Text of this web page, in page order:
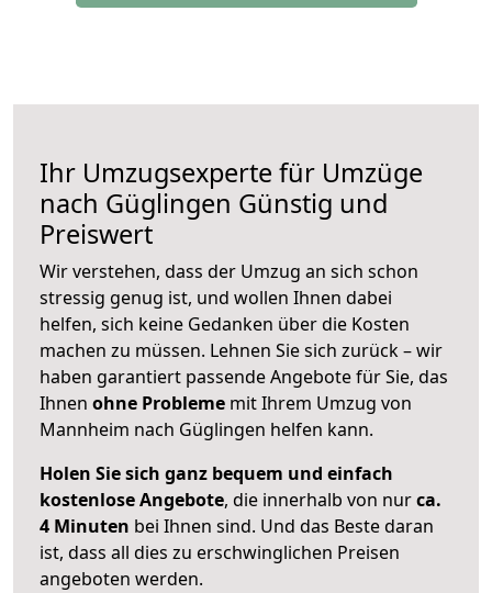
Ihr Umzugsexperte für Umzüge
nach Güglingen Günstig und
Preiswert
Wir verstehen, dass der Umzug an sich schon
stressig genug ist, und wollen Ihnen dabei
helfen, sich keine Gedanken über die Kosten
machen zu müssen. Lehnen Sie sich zurück – wir
haben garantiert passende Angebote für Sie, das
Ihnen ohne Probleme mit Ihrem Umzug von
Mannheim nach Güglingen helfen kann.
Holen Sie sich ganz bequem und einfach
kostenlose Angebote, die innerhalb von nurca.
4 Minuten bei Ihnen sind. Und das Beste daran
ist, dass all dies zu erschwinglichen Preisen
angeboten werden.